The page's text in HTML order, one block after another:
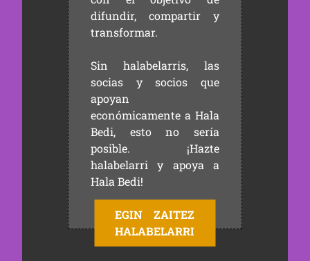
difundir, compartir y
transformar.
Sin halabelarris, las
socias y socios que
apoyan
económicamente a Hala
Bedi, esto no sería
posible. ¡Hazte
halabelarri y apoya a
Hala Bedi!
EGIN ZAITEZ
HALABELARRI